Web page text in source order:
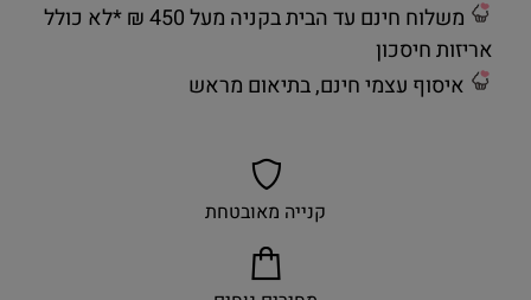
משלוח חינם עד הבית בקניה מעל 450 ₪ *לא כולל
אריזות חיסכון
איסוף עצמי חינם, בתיאום מראש
קנייה מאובטחת